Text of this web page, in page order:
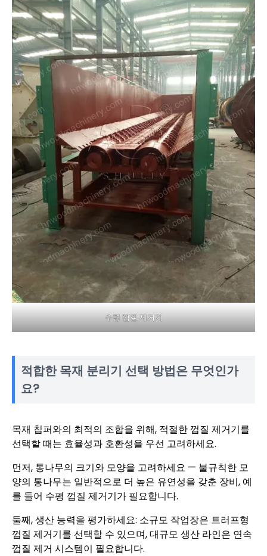
수평 껍질 제거기
적합한 목재 분리기 선택 방법은 무엇인가
요?
목재 칩퍼와의 최적의 조합을 위해, 적절한 껍질 제거기를
선택할 때는 효율성과 호환성을 우선 고려하세요.
먼저, 통나무의 크기와 모양을 고려하세요 — 불규칙한 모
양의 통나무는 일반적으로 더 높은 유연성을 갖춘 장비, 예
를 들어 수평 껍질 제거기가 필요합니다.
둘째, 생산 능력을 평가하세요: 소규모 작업장은 트러프형
껍질 제거기를 선택할 수 있으며, 대규모 생산 라인은 연속
껍질 제거 시스템이 필요합니다.